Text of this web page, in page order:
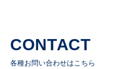
CONTACT
各種お問い合わせはこちら